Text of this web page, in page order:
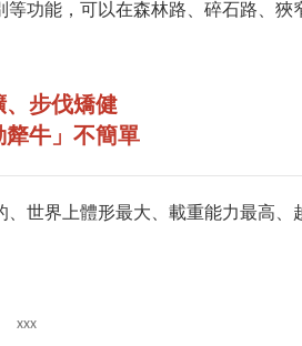
功能，可以在森林路、碎石路、狹
、步伐矯健
犛牛」不簡單
世界上體形最大、載重能力最高、